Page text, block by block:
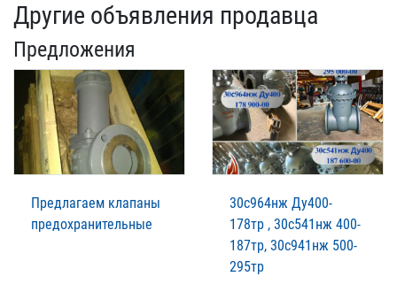
Другие объявления продавца
Предложения
Предлагаем клапаны
предохранительные
30с964нж Ду400-
178тр , 30с541нж 400-
187тр, 30с941нж 500-
295тр